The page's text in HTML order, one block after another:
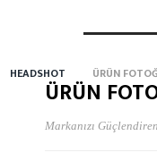
HEADSHOT ÜRÜN
ÜRÜN
Markanızı